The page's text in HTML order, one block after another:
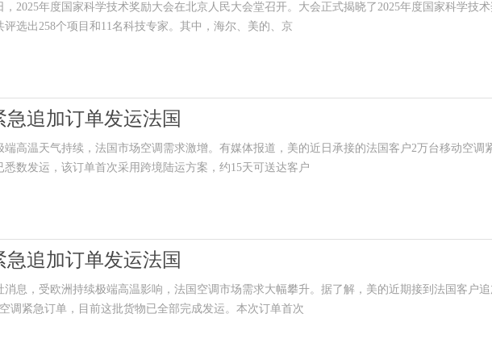
年度国家科学技术奖励大会在北京人民大会堂召开。大会正式揭晓了2025年度国家科学技
评选出258个项目和11名科技专家。其中，海尔、美的、京
追加订单发运法国
温天气持续，法国市场空调需求激增。有媒体报道，美的近日承接的法国客户2万台移动空调
悉数发运，该订单首次采用跨境陆运方案，约15天可送达客户
追加订单发运法国
，受欧洲持续极端高温影响，法国空调市场需求大幅攀升。据了解，美的近期接到法国客户追
调紧急订单，目前这批货物已全部完成发运。本次订单首次